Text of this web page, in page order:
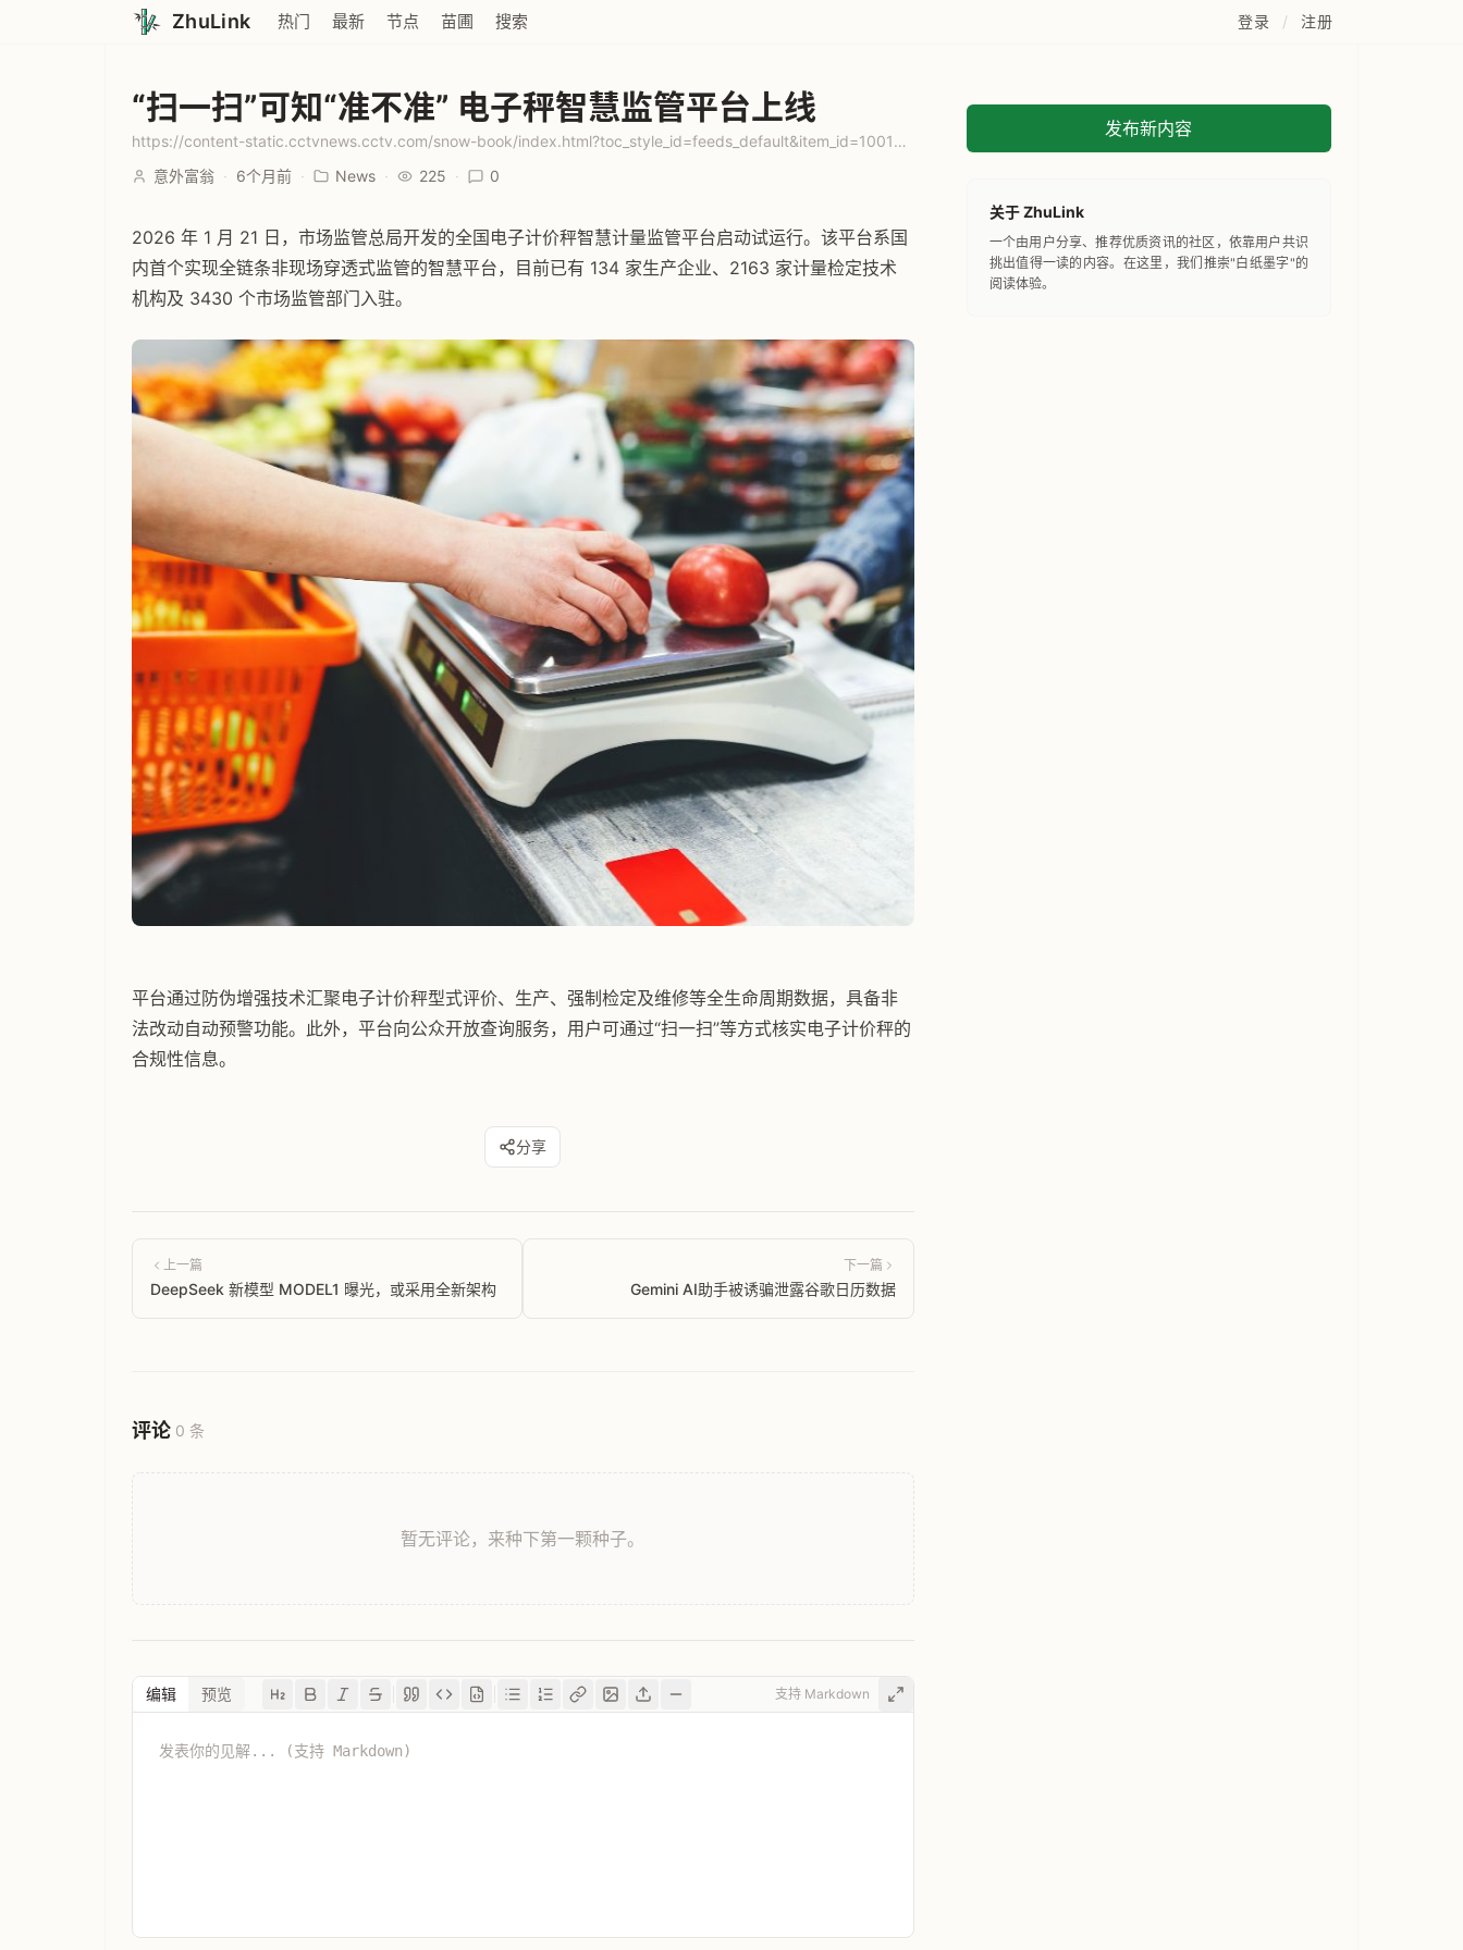
ZhuLink 热门 最新 节点 苗圃 搜索 登录 / 注册
“扫一扫”可知“准不准” 电子秤智慧监管平台上线
https://content-static.cctvnews.cctv.com/snow-book/index.html?toc_style_id=feeds_default&item_id=10016808633961530695&channelId=1119
意外富翁 · 6个月前 · News · 225 · 0
2026 年 1 月 21 日，市场监管总局开发的全国电子计价秤智慧计量监管平台启动试运行。该平台系国
内首个实现全链条非现场穿透式监管的智慧平台，目前已有 134 家生产企业、2163 家计量检定技术
机构及 3430 个市场监管部门入驻。
平台通过防伪增强技术汇聚电子计价秤型式评价、生产、强制检定及维修等全生命周期数据，具备非
法改动自动预警功能。此外，平台向公众开放查询服务，用户可通过“扫一扫”等方式核实电子计价秤的
合规性信息。
分享
上一篇
DeepSeek 新模型 MODEL1 曝光，或采用全新架构
下一篇
Gemini AI助手被诱骗泄露谷歌日历数据
评论 0 条
暂无评论，来种下第一颗种子。
编辑 预览 支持 Markdown
发布新内容
关于 ZhuLink
一个由用户分享、推荐优质资讯的社区，依靠用户共识
挑出值得一读的内容。在这里，我们推崇"白纸墨字"的
阅读体验。